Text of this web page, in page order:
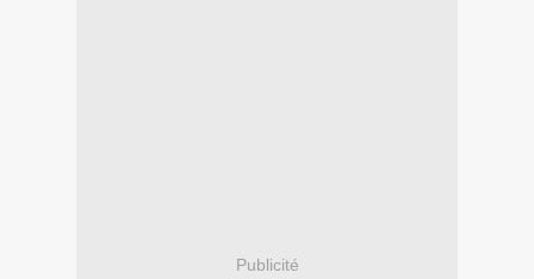
Publicité